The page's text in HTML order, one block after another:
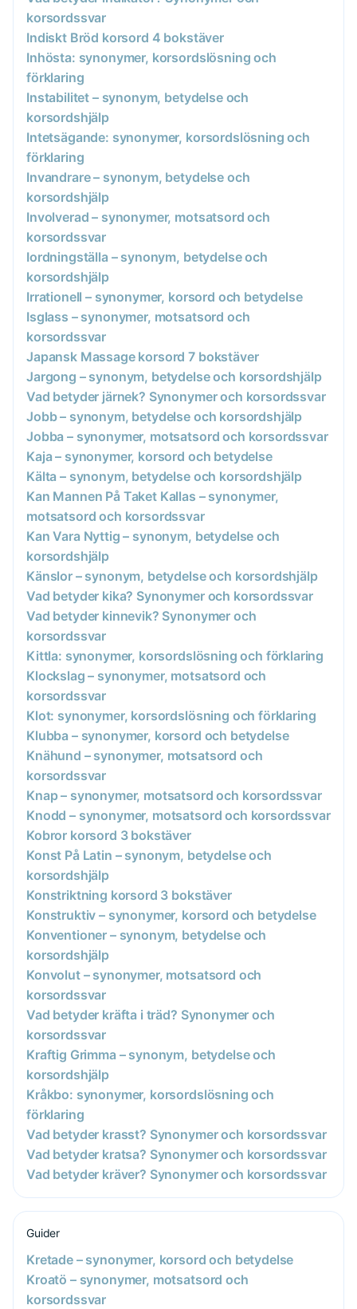
korsordssvar
Indiskt Bröd korsord 4 bokstäver
Inhösta: synonymer, korsordslösning och
förklaring
Instabilitet – synonym, betydelse och
korsordshjälp
Intetsägande: synonymer, korsordslösning och
förklaring
Invandrare – synonym, betydelse och
korsordshjälp
Involverad – synonymer, motsatsord och
korsordssvar
Iordningställa – synonym, betydelse och
korsordshjälp
Irrationell – synonymer, korsord och betydelse
Isglass – synonymer, motsatsord och
korsordssvar
Japansk Massage korsord 7 bokstäver
Jargong – synonym, betydelse och korsordshjälp
Vad betyder järnek? Synonymer och korsordssvar
Jobb – synonym, betydelse och korsordshjälp
Jobba – synonymer, motsatsord och korsordssvar
Kaja – synonymer, korsord och betydelse
Kälta – synonym, betydelse och korsordshjälp
Kan Mannen På Taket Kallas – synonymer,
motsatsord och korsordssvar
Kan Vara Nyttig – synonym, betydelse och
korsordshjälp
Känslor – synonym, betydelse och korsordshjälp
Vad betyder kika? Synonymer och korsordssvar
Vad betyder kinnevik? Synonymer och
korsordssvar
Kittla: synonymer, korsordslösning och förklaring
Klockslag – synonymer, motsatsord och
korsordssvar
Klot: synonymer, korsordslösning och förklaring
Klubba – synonymer, korsord och betydelse
Knähund – synonymer, motsatsord och
korsordssvar
Knap – synonymer, motsatsord och korsordssvar
Knodd – synonymer, motsatsord och korsordssvar
Kobror korsord 3 bokstäver
Konst På Latin – synonym, betydelse och
korsordshjälp
Konstriktning korsord 3 bokstäver
Konstruktiv – synonymer, korsord och betydelse
Konventioner – synonym, betydelse och
korsordshjälp
Konvolut – synonymer, motsatsord och
korsordssvar
Vad betyder kräfta i träd? Synonymer och
korsordssvar
Kraftig Grimma – synonym, betydelse och
korsordshjälp
Kråkbo: synonymer, korsordslösning och
förklaring
Vad betyder krasst? Synonymer och korsordssvar
Vad betyder kratsa? Synonymer och korsordssvar
Vad betyder kräver? Synonymer och korsordssvar
Guider
Kretade – synonymer, korsord och betydelse
Kroatö – synonymer, motsatsord och
korsordssvar